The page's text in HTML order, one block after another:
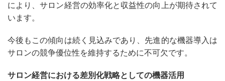
により、サロン経営の効率化と収益性の向上が期待されて
います。
今後もこの傾向は続く見込みであり、先進的な機器導入は
サロンの競争優位性を維持するために不可欠です。
サロン経営における差別化戦略としての機器活用